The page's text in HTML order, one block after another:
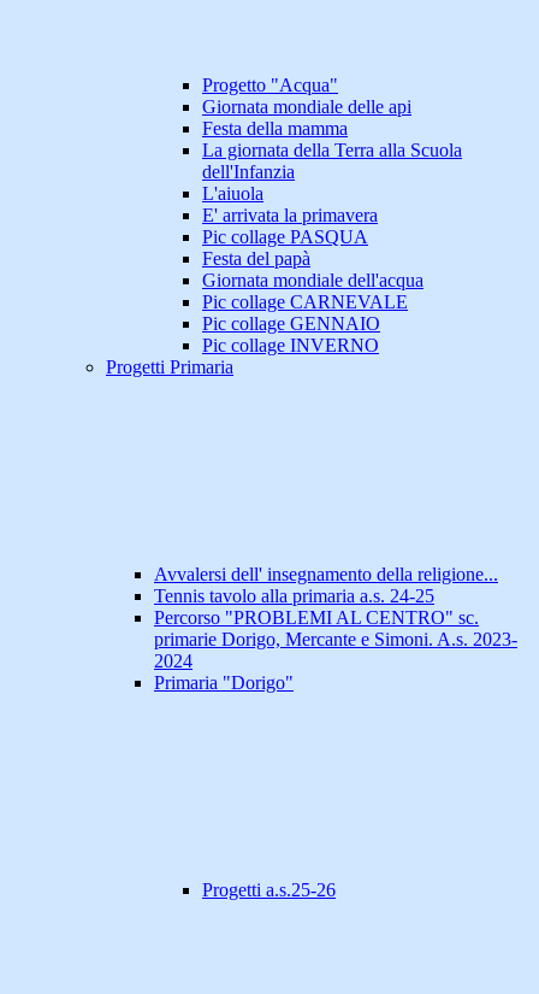
Progetto "Acqua"
Giornata mondiale delle api
Festa della mamma
La giornata della Terra alla Scuola
dell'Infanzia
L'aiuola
E' arrivata la primavera
Pic collage PASQUA
Festa del papà
Giornata mondiale dell'acqua
Pic collage CARNEVALE
Pic collage GENNAIO
Pic collage INVERNO
Progetti Primaria
Avvalersi dell' insegnamento della religione...
Tennis tavolo alla primaria a.s. 24-25
Percorso "PROBLEMI AL CENTRO" sc.
primarie Dorigo, Mercante e Simoni. A.s. 2023-
2024
Primaria "Dorigo"
Progetti a.s.25-26